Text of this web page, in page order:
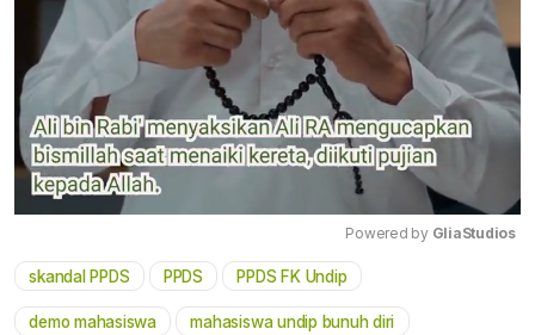
Powered by GliaStudios
skandal PPDS PPDS PPDS FK Undip
demo mahasiswa mahasiswa undip bunuh diri